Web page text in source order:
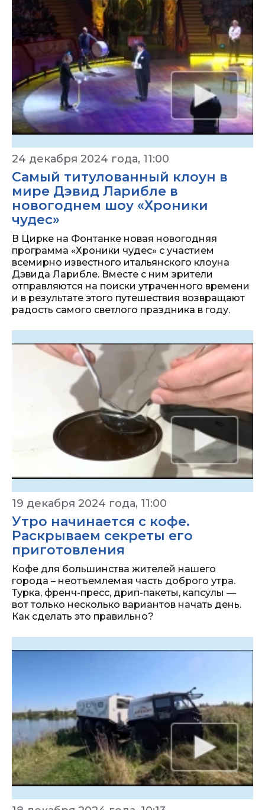
24 декабря 2024 года, 11:00
Самый титулованный клоун в
мире Дэвид Ларибле в
новогоднем шоу «Хроники
чудес»
В Цирке на Фонтанке новая новогодняя
программа «Хроники чудес» с участием
всемирно известного итальянского клоуна
Дэвида Ларибле. Вместе с ним зрители
отправляются на поиски утраченного времени
и в результате этого путешествия возвращают
радость самого светлого праздника в году.
19 декабря 2024 года, 11:00
Утро начинается с кофе.
Раскрываем секреты его
приготовления
Кофе для большинства жителей нашего
города – неотъемлемая часть доброго утра.
Турка, френч-пресс, дрип-пакеты, капсулы —
вот только несколько вариантов начать день.
Как сделать это правильно?